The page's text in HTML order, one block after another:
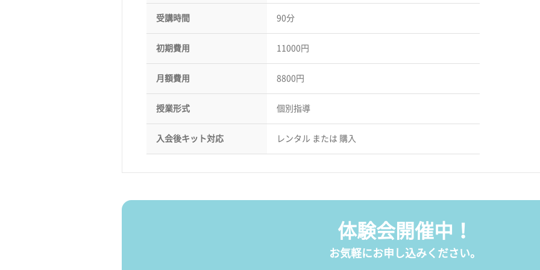
受講時間 90分
初期費用 11000円
月額費用 8800円
授業形式 個別指導
入会後キット対応 レンタル または 購入
体験会開催中！
お気軽にお申し込みください。